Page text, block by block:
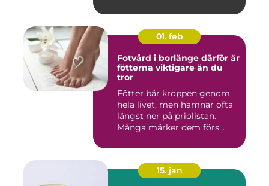
01. feb
Fotvård i borlänge därför är
fötterna viktigare än du
tror
Fötter bär kroppen genom
hela livet, men hamnar ofta
längst ner på priolistan.
Många märker dem förs...
15. jan